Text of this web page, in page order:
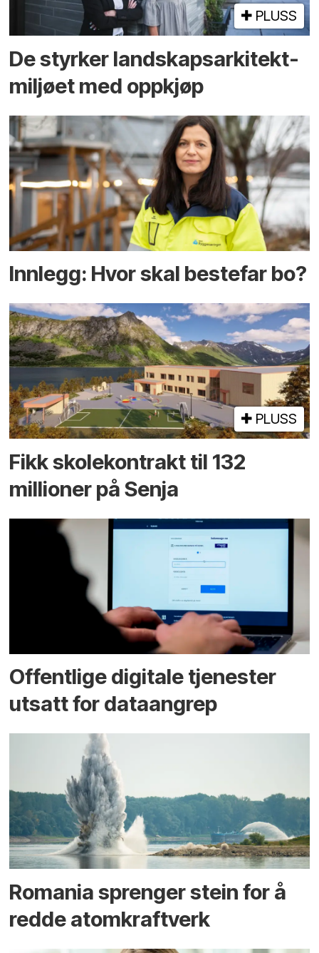
PLUSS
De styrker landskaps­arkitekt­
miljøet med oppkjøp
Innlegg: Hvor skal bestefar bo?
PLUSS
Fikk skole­kontrakt til 132
millioner på Senja
Offentlige digitale tjenester
utsatt for dataangrep
Romania sprenger stein for å
redde atomkraftverk